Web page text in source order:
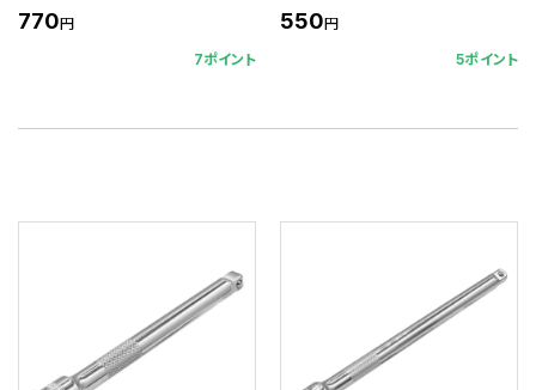
770円
7ポイント
550円
5ポイント